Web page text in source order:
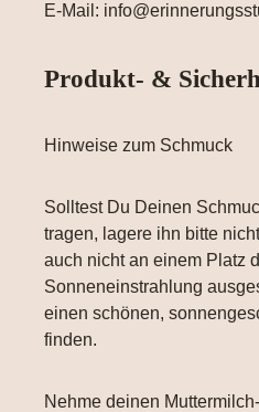
E-Mail:
Produkt- &
Hinweise zum Schmuck
Solltest Du Deinen
tragen, lagere ihn bitte
auch nicht an einem Platz
Sonneneinstrahlung
einen schönen,
finden.
Nehme deinen